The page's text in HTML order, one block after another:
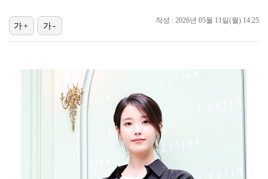
박지민 아나운서 "발리까지 갔는데…'피의 게임2' 출연…
"언론사 대표·국회의원도"…최연청, 판사 남편까지 화려…
작성 : 2026년 05월 11일(월) 14:25
가+ 가-